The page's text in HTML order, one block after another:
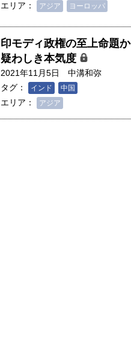
エリア： アジア ヨーロッパ
印モディ政権の至上命題
疑わしき本気度
2021年11月5日
中溝和弥
タグ：
インド 中国
エリア： アジア
陽」を手にするか 核融
――実現・普及後の「世